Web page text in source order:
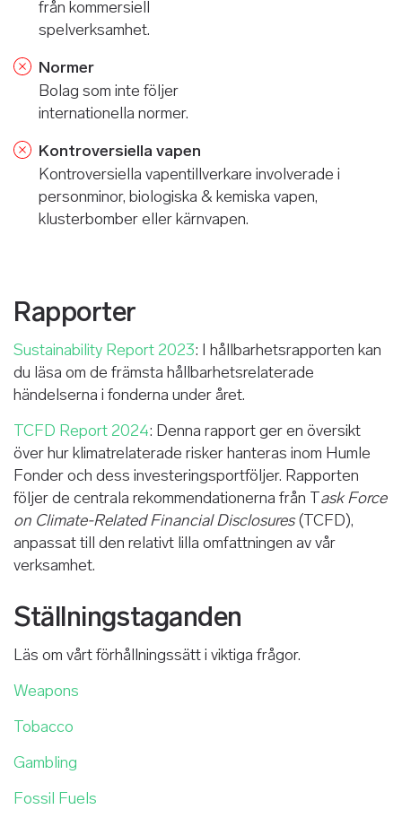
från kommersiell
spelverksamhet.
Normer
Bolag som inte följer
internationella normer.
Kontroversiella vapen
Kontroversiella vapentillverkare involverade i
personminor, biologiska & kemiska vapen,
klusterbomber eller kärnvapen.
Rapporter
Sustainability Report 2023: I hållbarhetsrapporten kan
du läsa om de främsta hållbarhetsrelaterade
händelserna i fonderna under året.
TCFD Report 2024: Denna rapport ger en översikt
över hur klimatrelaterade risker hanteras inom Humle
Fonder och dess investeringsportföljer. Rapporten
följer de centrala rekommendationerna från Task Force
on Climate-Related Financial Disclosures(TCFD),
anpassat till den relativt lilla omfattningen av vår
verksamhet.
Ställningstaganden
Läs om vårt förhållningssätt i viktiga frågor.
Weapons
Tobacco
Gambling
Fossil Fuels